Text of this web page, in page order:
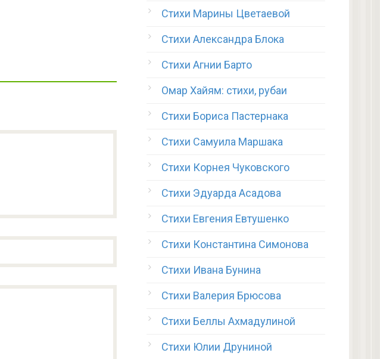
Стихи Марины Цветаевой
Стихи Александра Блока
Стихи Агнии Барто
Омар Хайям: стихи, рубаи
Стихи Бориса Пастернака
Стихи Самуила Маршака
Стихи Корнея Чуковского
Стихи Эдуарда Асадова
Стихи Евгения Евтушенко
Стихи Константина Симонова
Стихи Ивана Бунина
Стихи Валерия Брюсова
Стихи Беллы Ахмадулиной
Стихи Юлии Друниной